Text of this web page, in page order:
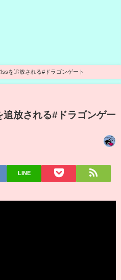
を追放される#ドラゴンゲート
放される#ドラゴンゲー
LINE